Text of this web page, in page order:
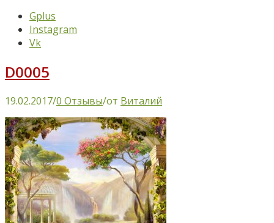
Gplus
Instagram
Vk
D0005
19.02.2017/0 Отзывы/от Виталий